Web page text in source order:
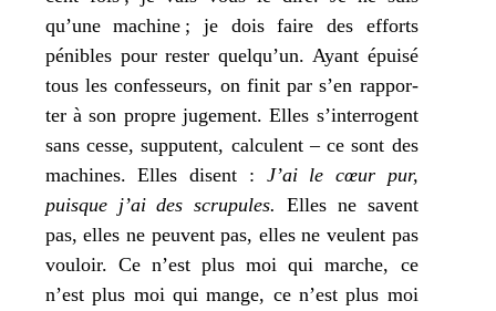
qu’une machine ;je dois faire des efforts
pénibles pour res­ter quelqu’un. Ayant épui­sé
tous les confes­seurs, on finit par s’en rap­por­
ter à son propre juge­ment. Elles s’interrogent
sans cesse, sup­putent, cal­culent – ce sont des
machines. Elles disent : J’ai le cœur pur,
puisque j’ai des scru­pules. Elles ne savent
pas, elles ne peuvent pas, elles ne veulent pas
vou­loir. Ce n’est plusmoi qui marche, ce
n’est plus moi qui mange, ce n’est plus moi